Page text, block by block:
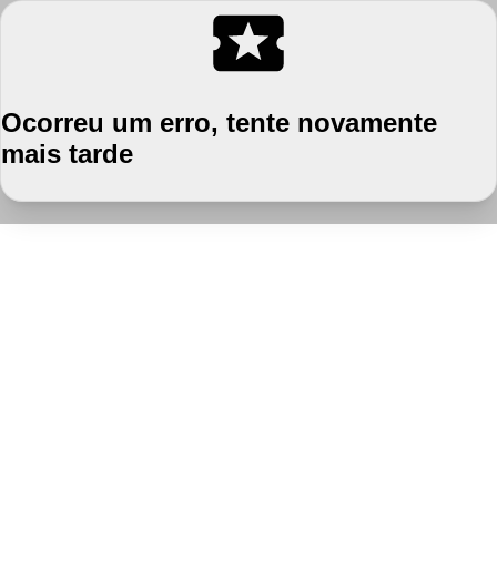
Ocorreu um erro, tente novamente
mais tarde